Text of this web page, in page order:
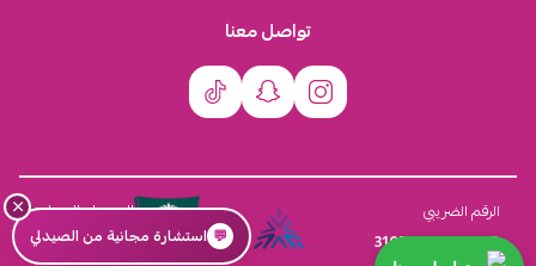
تواصل معنا
الرقم الضريبي
310555259800003
السجل التجاري
4030431116
×
💬 استشارة مجانية من الصيدلي